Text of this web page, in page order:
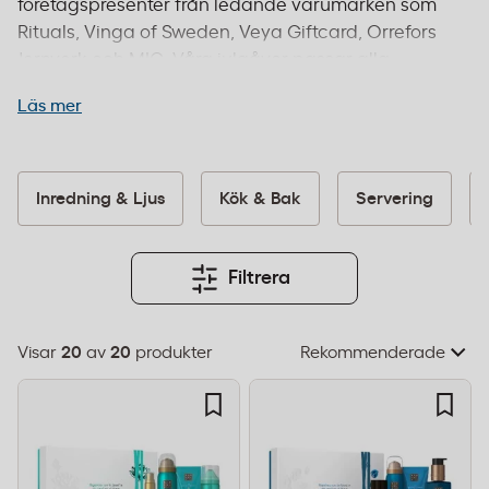
företagspresenter från ledande varumärken som
Rituals, Vinga of Sweden, Veya Giftcard, Orrefors
Jernverk och MIG. Våra julgåvor passar alla
till personalen, representativa presenter till
Sortimentet innehåller både prisvärda och
exklusiva alternativ som garanterat uppskattas.
Beställ före 14:00 för leverans inom 1–2 dagar och
fri frakt från 995 kr.
Läs mer
Inredning & Ljus Kök & Bak Servering
Filtrera
Visar 20 av 20 produkter
Välj
sorteringsordning